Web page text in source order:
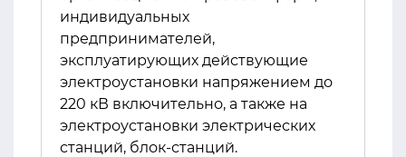
индивидуальных
предпринимателей,
эксплуатирующих действующие
электроустановки напряжением до
220 кВ включительно, а также на
электроустановки электрических
станций, блок-станций.